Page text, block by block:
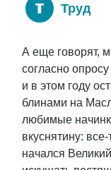
Труд
А еще говорят,
согласно
и в этом году
блинами на
любимые
вкуснятину:
начался